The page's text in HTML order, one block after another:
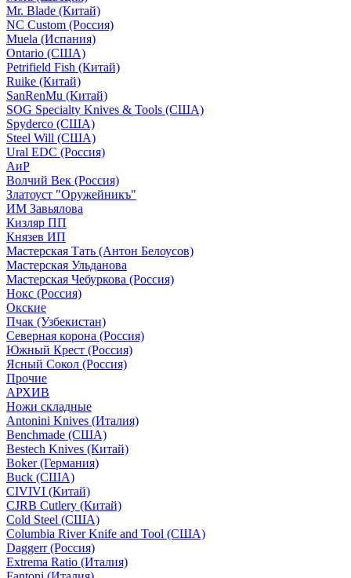
Mr. Blade (Китай)
NC Custom (Россия)
Muela (Испания)
Ontario (США)
Petrifield Fish (Китай)
Ruike (Китай)
SanRenMu (Китай)
SOG Specialty Knives & Tools (США)
Spyderco (США)
Steel Will (США)
Ural EDC (Россия)
АиР
Волчий Век (Россия)
Златоуст "Оружейникъ"
ИМ Завьялова
Кизляр ПП
Князев ИП
Мастерская Тать (Антон Белоусов)
Мастерская Ульданова
Мастерская Чебуркова (Россия)
Нокс (Россия)
Окские
Пчак (Узбекистан)
Северная корона (Россия)
Южный Крест (Россия)
Ясный Сокол (Россия)
Прочие
АРХИВ
Ножи складные
Antonini Knives (Италия)
Benchmade (США)
Bestech Knives (Китай)
Boker (Германия)
Buck (США)
CIVIVI (Китай)
CJRB Cutlery (Китай)
Cold Steel (США)
Columbia River Knife and Tool (США)
Daggerr (Россия)
Extrema Ratio (Италия)